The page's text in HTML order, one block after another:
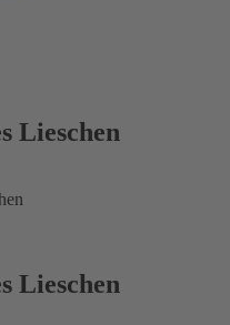
Lieschen
Lieschen